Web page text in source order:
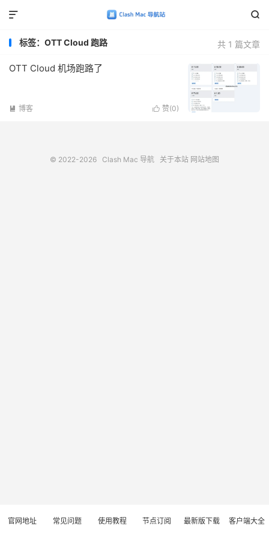


共 1 篇文章
标签：OTT Cloud 跑路
OTT Cloud 机场跑路了
 赞(0)
 博客
© 2022-2026 Clash Mac 导航 关于本站 网站地图
官网地址 常见问题 使用教程 节点订阅 最新版下载 客户端大全